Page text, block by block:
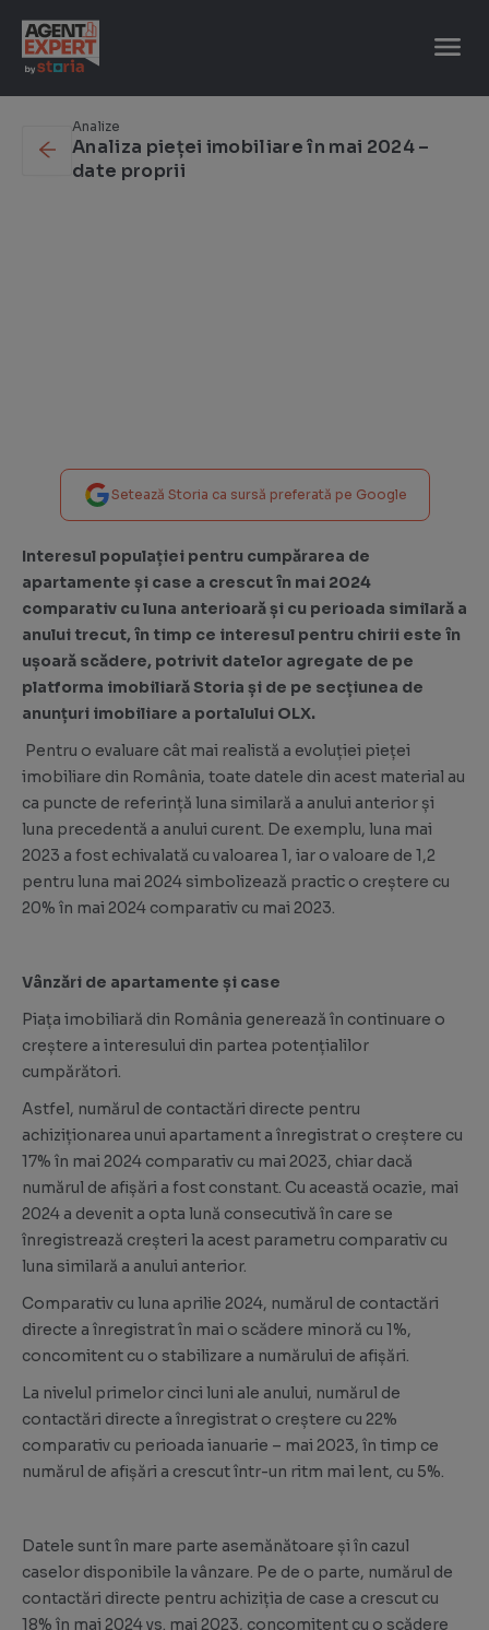
Caută
Analize
Analiza pieței imobiliare în mai 2024 –
date proprii
Setează Storia ca sursă preferată pe Google
Interesul populației pentru cumpărarea de
apartamente și case a crescut în mai 2024
comparativ cu luna anterioară și cu perioada similară a
anului trecut, în timp ce interesul pentru chirii este în
ușoară scădere, potrivit datelor agregate de pe
platforma imobiliară Storia și de pe secțiunea de
anunțuri imobiliare a portalului OLX.
Pentru o evaluare cât mai realistă a evoluției pieței
imobiliare din România, toate datele din acest material au
ca puncte de referință luna similară a anului anterior și
luna precedentă a anului curent. De exemplu, luna mai
2023 a fost echivalată cu valoarea 1, iar o valoare de 1,2
pentru luna mai 2024 simbolizează practic o creștere cu
20% în mai 2024 comparativ cu mai 2023.
Vânzări de apartamente și case
Piața imobiliară din România generează în continuare o
creștere a interesului din partea potențialilor
cumpărători.
Astfel, numărul de contactări directe pentru
achiziționarea unui apartament a înregistrat o creștere cu
17% în mai 2024 comparativ cu mai 2023, chiar dacă
numărul de afișări a fost constant. Cu această ocazie, mai
2024 a devenit a opta lună consecutivă în care se
înregistrează creșteri la acest parametru comparativ cu
luna similară a anului anterior.
Comparativ cu luna aprilie 2024, numărul de contactări
directe a înregistrat în mai o scădere minoră cu 1%,
concomitent cu o stabilizare a numărului de afișări.
La nivelul primelor cinci luni ale anului, numărul de
contactări directe a înregistrat o creștere cu 22%
comparativ cu perioada ianuarie – mai 2023, în timp ce
numărul de afișări a crescut într-un ritm mai lent, cu 5%.
Datele sunt în mare parte asemănătoare și în cazul
caselor disponibile la vânzare. Pe de o parte, numărul de
contactări directe pentru achiziția de case a crescut cu
18% în mai 2024 vs. mai 2023, concomitent cu o scădere